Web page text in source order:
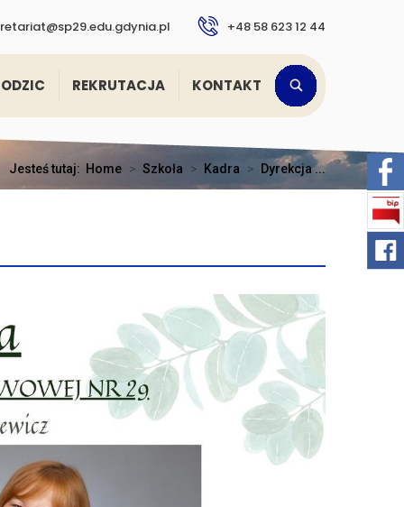
+48 58 623 12 44
REKRUTACJA KONTAKT
Jesteś tutaj: Home > Szkoła > Kadra > Dyrekcja ...